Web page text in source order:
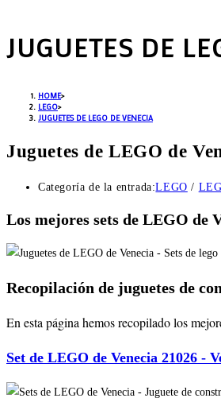
JUGUETES DE
HOME>
LEGO>
JUGUETES DE LEGO DE VENECIA
Juguetes de LEGO de
Categoría de la entrada:LEGO /
Los mejores sets de LEGO de
Recopilación de juguetes de
En esta página hemos recopilado los
Set de LEGO de Venecia 21026 -